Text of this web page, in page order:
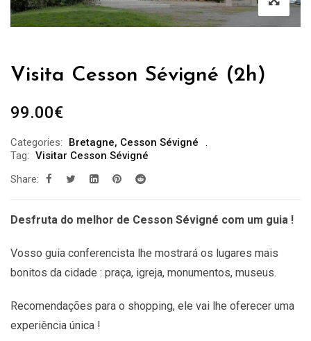
Visita Cesson Sévigné (2h)
99.00€
Categories: Bretagne, Cesson Sévigné
Tag: Visitar Cesson Sévigné
Share:
Desfruta do melhor de Cesson Sévigné com um guia !
Vosso guia conferencista lhe mostrará os lugares mais
bonitos da cidade : praça, igreja, monumentos, museus.
Recomendações para o shopping, ele vai lhe oferecer uma
experiência única !